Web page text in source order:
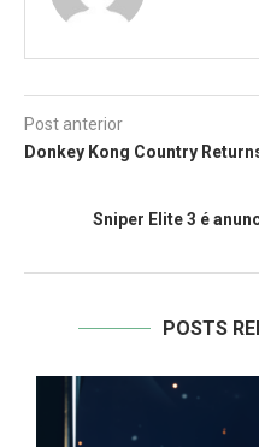
Post anterior
Donkey Kong Country
Sniper Elite 3 é
POSTS